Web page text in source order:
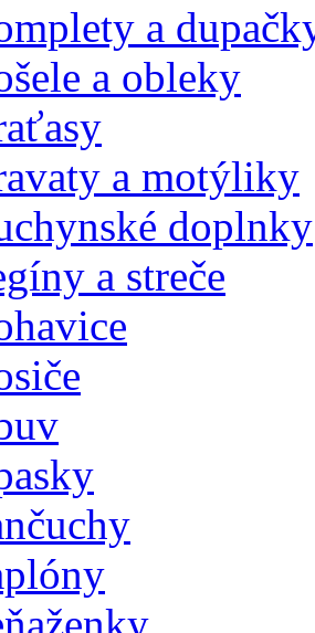
a
a obleky
a motýliky
doplnky
a streče